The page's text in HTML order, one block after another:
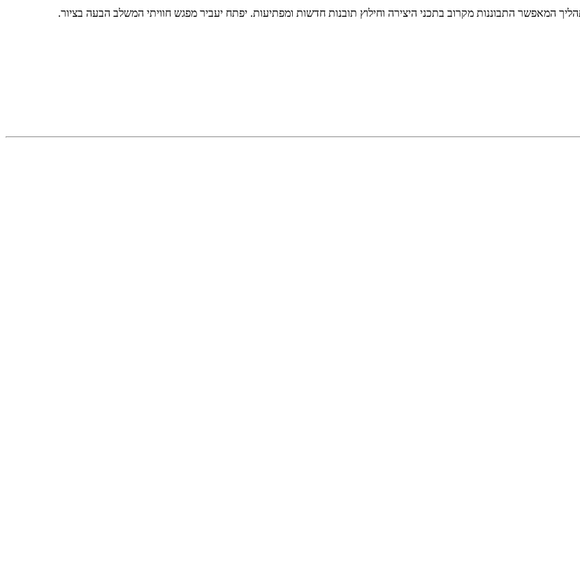
המאפשר התבוננות מקרוב בתכני היצירה וחילוץ תובנות חדשות ומפתיעות. יפתח יעביר מפגש חוויתי המשלב הבעה בציור.